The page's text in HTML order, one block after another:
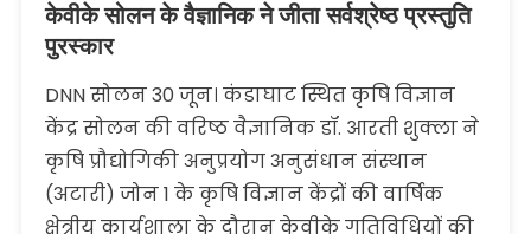
केवीके सोलन के वैज्ञानिक ने जीता सर्वश्रेष्ठ प्रस्तुति
पुरस्कार
DNN सोलन 30 जून। कंडाघाट स्थित कृषि विज्ञान
केंद्र सोलन की वरिष्ठ वैज्ञानिक डॉ. आरती शुक्ला ने
कृषि प्रौद्योगिकी अनुप्रयोग अनुसंधान संस्थान
(अटारी) जोन 1 के कृषि विज्ञान केंद्रों की वार्षिक
क्षेत्रीय कार्यशाला के दौरान केवीके गतिविधियों की